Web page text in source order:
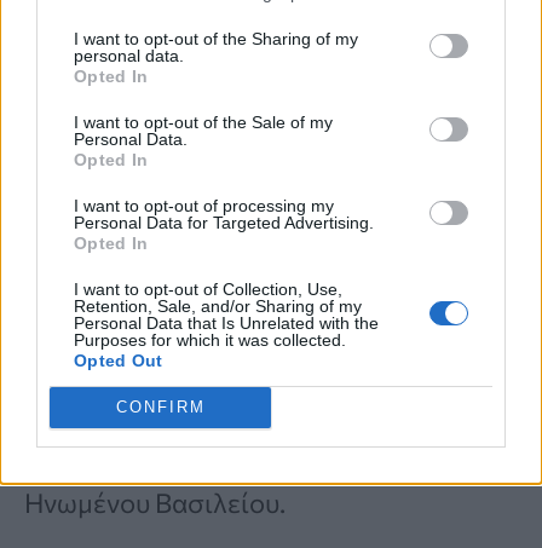
I want to opt-out of the Sharing of my
personal data.
Opted In
I want to opt-out of the Sale of my
Personal Data.
Opted In
I want to opt-out of processing my
Personal Data for Targeted Advertising.
Opted In
I want to opt-out of Collection, Use,
Retention, Sale, and/or Sharing of my
Personal Data that Is Unrelated with the
Purposes for which it was collected.
Opted Out
CONFIRM
Πού εντοπίζονται συνήθως οι
αγκυλόστομοι;
Εκτιμάται ότι οι αγκυλόστομοι
επηρεάζουν περίπου
ανθρώπουςπαγκοσμίως, με τις
μολύνσεις να είναι ιδιαίτερα συχνές σε
τροπικές περιοχές όπως η Καραϊβική, η
Νοτιοανατολική Ασία, η Αφρική και
Ηνωμένου Βασιλείου.